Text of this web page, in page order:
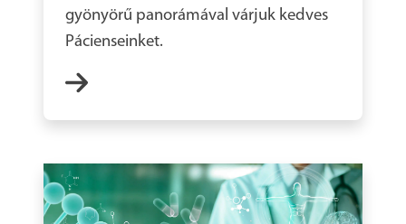
gyönyörű panorámával várjuk kedves
Pácienseinket.